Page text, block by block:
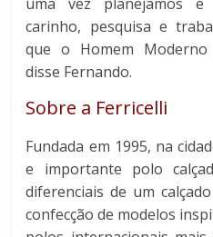
carinho, pesquisa e
que o Homem
disse Fernando.
Sobre a Ferricelli
Fundada em 1995, na
e importante polo
diferenciais de um
confecção de modelos